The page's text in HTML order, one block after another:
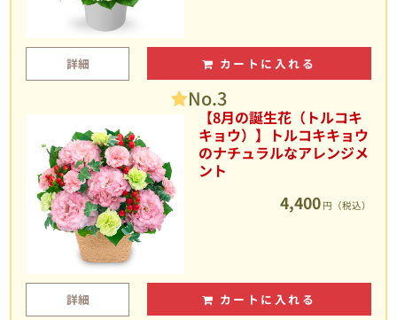
詳細 カートに入れる
No.3
【8月の誕生花（トルコキ
キョウ）】トルコキキョウ
のナチュラルなアレンジメ
ント
4,400 円（税込）
詳細 カートに入れる